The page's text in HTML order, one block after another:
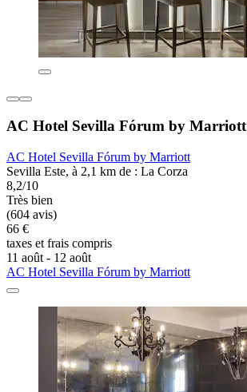
AC Hotel Sevilla Fórum by Marriott
AC Hotel Sevilla Fórum by Marriott
Sevilla Este, à 2,1 km de : La Corza
8,2/10
Très bien
(604 avis)
66 €
taxes et frais compris
11 août - 12 août
AC Hotel Sevilla Fórum by Marriott